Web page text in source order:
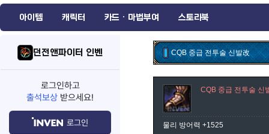
아이템 캐릭터 카드 · 마법부여 스토리북
던전앤파이터 인벤
로그인하고
출석보상 받으세요!
로그인
CQB 중급 전투술 신발改
CQB 중급 전투술 신
물리 방어력 +1525